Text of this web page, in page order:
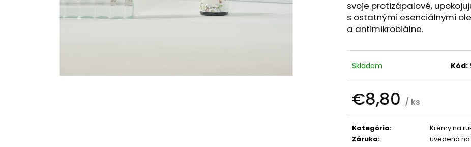
svoje protizápalové,
s ostatnými esenciálnymi
a antimikrobiálne.
Skladom Kód:
€8,80 / ks
cena:
Kategória:
Krémy na
Záruka: uvedená
AGARICUS TOBOLKY
€31,60
PALO SANTO SVIEČKA
€10,89
KÓD 368 - BALZAM
€11,50